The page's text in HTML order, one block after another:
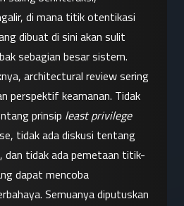
di mana titik otentikasi
dibuat di sini akan sulit
sebagian besar sistem.
architectural review sering
perspektif keamanan. Tidak
prinsip least privilege
tidak ada diskusi tentang
tidak ada pemetaan titik-
dapat mencoba
Semuanya diputuskan